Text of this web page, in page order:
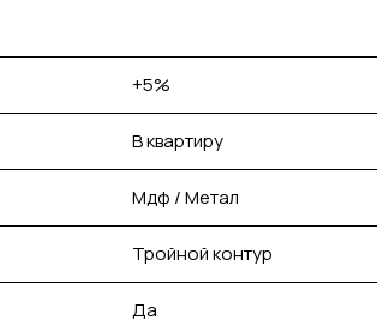
+5%
В квартиру
Мдф / Метал
Тройной контур
Да